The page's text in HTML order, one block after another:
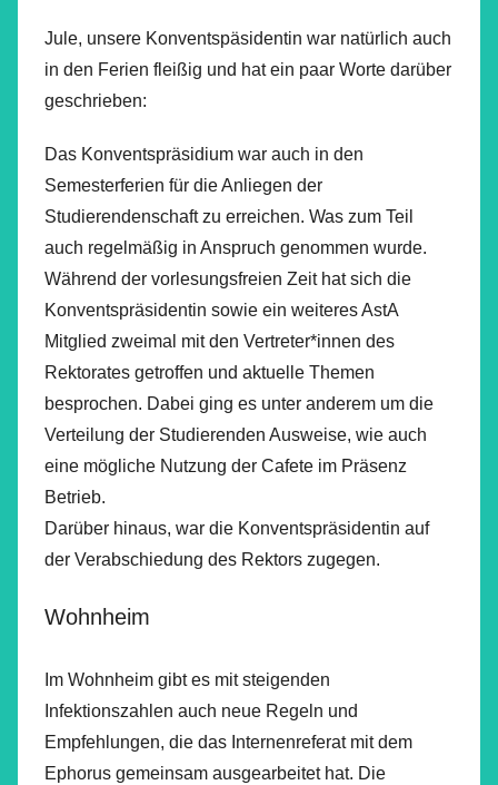
Jule, unsere Konventspäsidentin war natürlich auch
in den Ferien fleißig und hat ein paar Worte darüber
geschrieben:
Das Konventspräsidium war auch in den
Semesterferien für die Anliegen der
Studierendenschaft zu erreichen. Was zum Teil
auch regelmäßig in Anspruch genommen wurde.
Während der vorlesungsfreien Zeit hat sich die
Konventspräsidentin sowie ein weiteres AstA
Mitglied zweimal mit den Vertreter*innen des
Rektorates getroffen und aktuelle Themen
besprochen. Dabei ging es unter anderem um die
Verteilung der Studierenden Ausweise, wie auch
eine mögliche Nutzung der Cafete im Präsenz
Betrieb.
Darüber hinaus, war die Konventspräsidentin auf
der Verabschiedung des Rektors zugegen.
Wohnheim
Im Wohnheim gibt es mit steigenden
Infektionszahlen auch neue Regeln und
Empfehlungen, die das Internenreferat mit dem
Ephorus gemeinsam ausgearbeitet hat. Die